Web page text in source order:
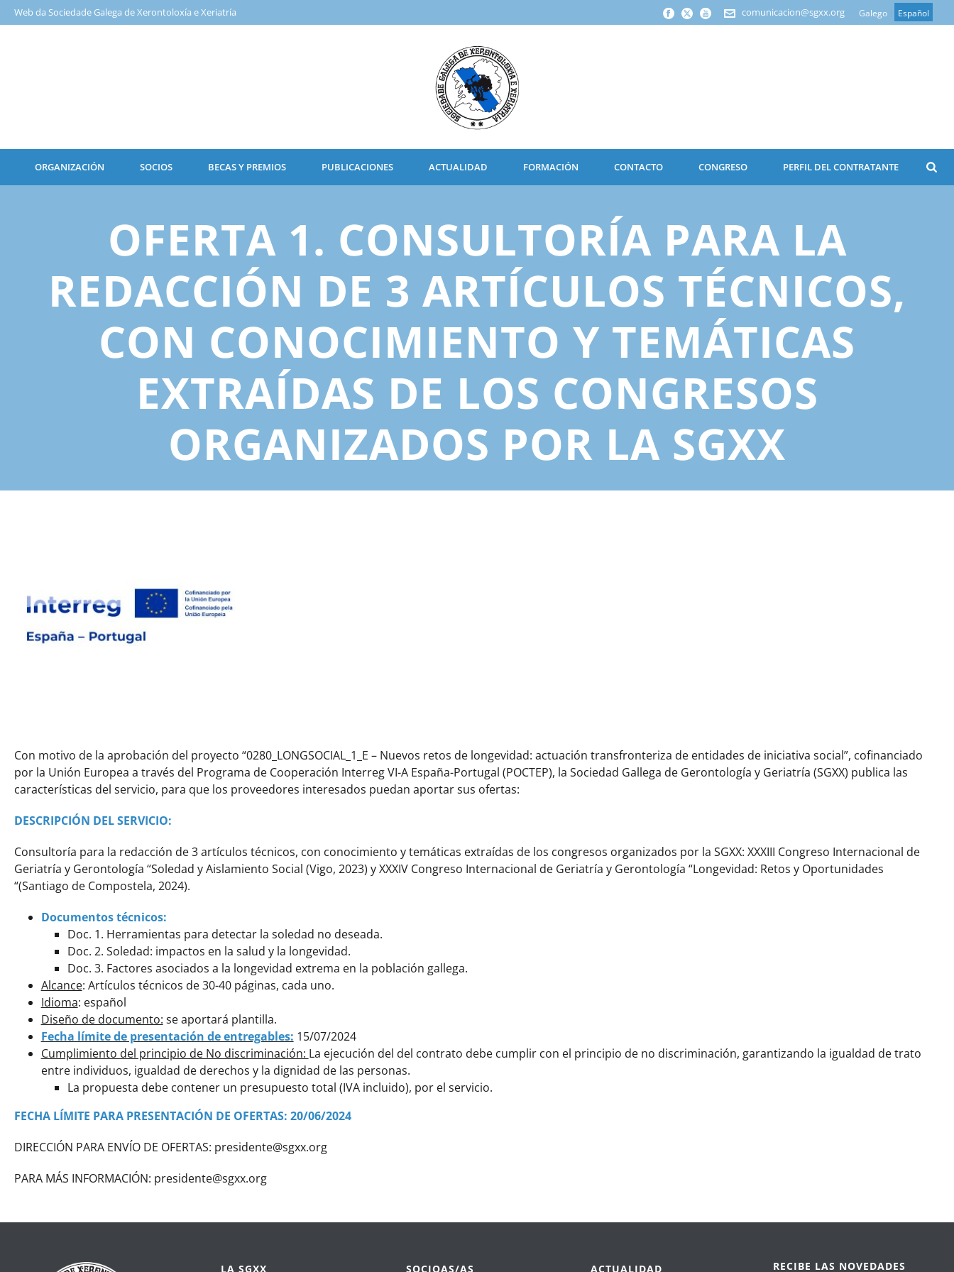
Galego Español
comunicacion@sgxx.org
Web da Sociedade Galega de Xerontoloxía e Xeriatría
ORGANIZACIÓN SOCIOS BECAS Y PREMIOS PUBLICACIONES ACTUALIDAD FORMACIÓN CONTACTO CONGRESO PERFIL DEL CONTRATANTE
OFERTA 1. CONSULTORÍA PARA LA
REDACCIÓN DE 3 ARTÍCULOS TÉCNICOS,
CON CONOCIMIENTO Y TEMÁTICAS
EXTRAÍDAS DE LOS CONGRESOS
ORGANIZADOS POR LA SGXX
Con motivo de la aprobación del proyecto “0280_LONGSOCIAL_1_E – Nuevos retos de longevidad: actuación transfronteriza de entidades de iniciativa social”, cofinanciado
por la Unión Europea a través del Programa de Cooperación Interreg VI-A España-Portugal (POCTEP), la Sociedad Gallega de Gerontología y Geriatría (SGXX) publica las
características del servicio, para que los proveedores interesados puedan aportar sus ofertas:
DESCRIPCIÓN DEL SERVICIO:
Consultoría para la redacción de 3 artículos técnicos, con conocimiento y temáticas extraídas de los congresos organizados por la SGXX: XXXIII Congreso Internacional de
Geriatría y Gerontología “Soledad y Aislamiento Social (Vigo, 2023) y XXXIV Congreso Internacional de Geriatría y Gerontología “Longevidad: Retos y Oportunidades
“(Santiago de Compostela, 2024).
Documentos técnicos:
Doc. 1. Herramientas para detectar la soledad no deseada.
Doc. 2. Soledad: impactos en la salud y la longevidad.
Doc. 3. Factores asociados a la longevidad extrema en la población gallega.
Alcance: Artículos técnicos de 30-40 páginas, cada uno.
Idioma: español
Diseño de documento: se aportará plantilla.
Fecha límite de presentación de entregables: 15/07/2024
Cumplimiento del principio de No discriminación: La ejecución del del contrato debe cumplir con el principio de no discriminación, garantizando la igualdad de trato
entre individuos, igualdad de derechos y la dignidad de las personas.
La propuesta debe contener un presupuesto total (IVA incluido), por el servicio.
FECHA LÍMITE PARA PRESENTACIÓN DE OFERTAS: 20/06/2024
DIRECCIÓN PARA ENVÍO DE OFERTAS: presidente@sgxx.org
PARA MÁS INFORMACIÓN: presidente@sgxx.org
LA SGXX SOCIOAS/AS ACTUALIDAD RECIBE LAS NOVEDADES